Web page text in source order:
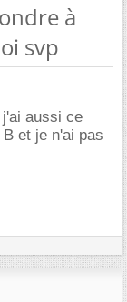
à
svp
aussi ce
et je n'ai pas